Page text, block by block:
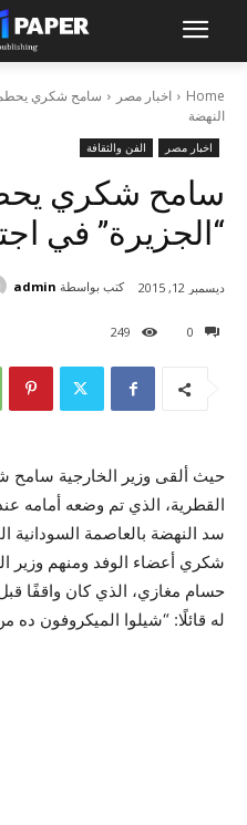
Home اخبار مصر
سامح شكري يحطم
النهضة
اخبار مصر الفن والثقافة
سامح شكري
“الجزيرة” في
0
249
ديسمبر 12, 2015 كتب بواسطة admin
حيث ألقى وزير الخارجية سامح
القطرية، الذي تم وضعه أمامه
سد النهضة بالعاصمة
شكري أعضاء الوفد ومنهم وزير
حسام مغازي، الذي كان واقفًا
له قائلًا: “شيلوا الميكروفون ده